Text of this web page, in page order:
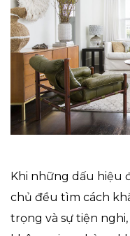
Khi những dấu hiệu
chủ đều tìm cách
trọng và sự tiện